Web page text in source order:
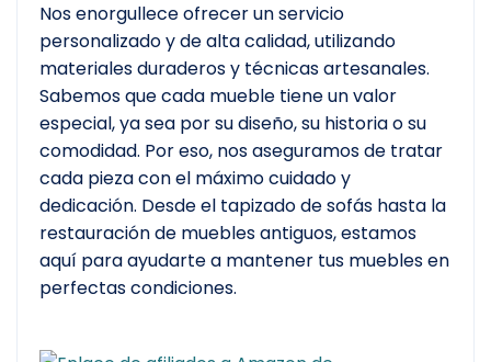
Nos enorgullece ofrecer un servicio
personalizado y de alta calidad, utilizando
materiales duraderos y técnicas artesanales.
Sabemos que cada mueble tiene un valor
especial, ya sea por su diseño, su historia o su
comodidad. Por eso, nos aseguramos de tratar
cada pieza con el máximo cuidado y
dedicación. Desde el tapizado de sofás hasta la
restauración de muebles antiguos, estamos
aquí para ayudarte a mantener tus muebles en
perfectas condiciones.